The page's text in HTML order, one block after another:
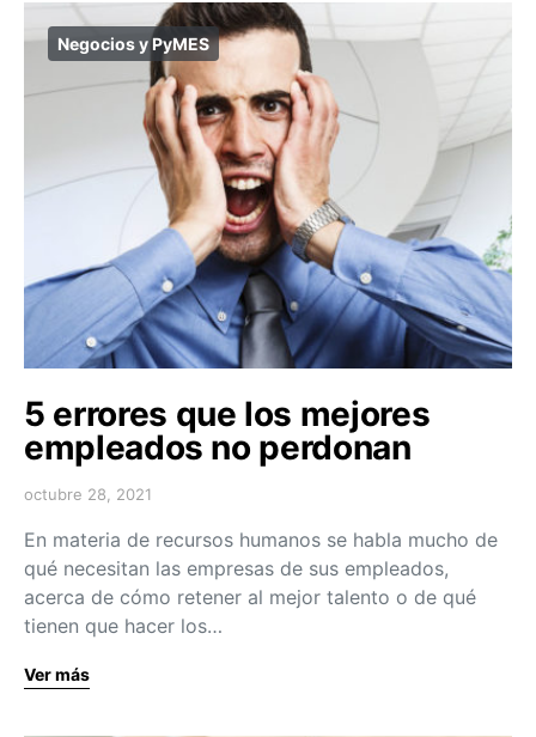
Negocios y PyMES
5 errores que los mejores
empleados no perdonan
octubre 28, 2021
En materia de recursos humanos se habla mucho de
qué necesitan las empresas de sus empleados,
acerca de cómo retener al mejor talento o de qué
tienen que hacer los…
Ver más